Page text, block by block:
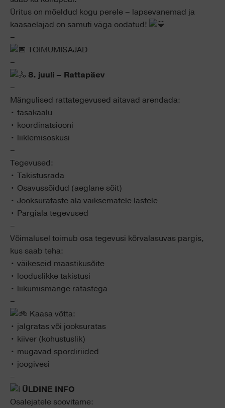
Üritus on mõeldud kogu perele – lapsevanemad ja
kaasaelajad on samuti väga oodatud!
–
TOIMUMISAJAD
–
8. juuli – Rattapäev
–
Mängulised rattategevused aitavad arendada:
• tasakaalu
• koordinatsiooni
• liiklemisoskusi
–
Tegevused:
• Takistusrada
• Osavussõidud (aeglane sõit)
• Jooksurataste ala väiksematele lastele
• Pargiala tegevused
–
Võimalusel toimub osa tegevusi kõrvalasuvas pargis,
kus saab teha:
• väikeseid maastikusõite
• looduslikke takistusi
• liikumismänge ratastega
–
Kaasa võtta:
• jalgratas või jooksuratas
• kiiver (kohustuslik)
• mugavad spordiriided
• joogivesi
–
ÜLDINE INFO
Osalejatele soovitame: